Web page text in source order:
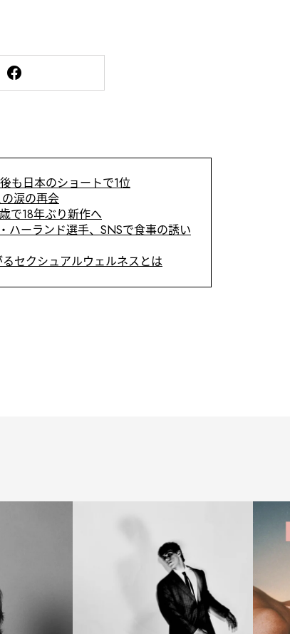
も日本のショートで1位
涙の再会
で18年ぶり新作へ
ハーランド選手、SNSで食事の誘い
セクシュアルウェルネスとは